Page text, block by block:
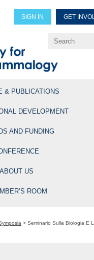
SIGN IN GET
Explore Professional
& PUBLICATIONS
DEVELOPMENT
AND FUNDING
ABOUT US
ROOM
> Seminario Sulla Biologia E